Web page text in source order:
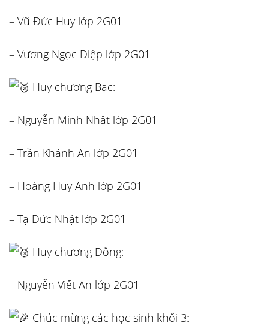
– Vũ Đức Huy lớp 2G01
– Vương Ngọc Diệp lớp 2G01
Huy chương Bạc:
– Nguyễn Minh Nhật lớp 2G01
– Trần Khánh An lớp 2G01
– Hoàng Huy Anh lớp 2G01
– Tạ Đức Nhật lớp 2G01
Huy chương Đồng:
– Nguyễn Viết An lớp 2G01
Chúc mừng các học sinh khối 3: